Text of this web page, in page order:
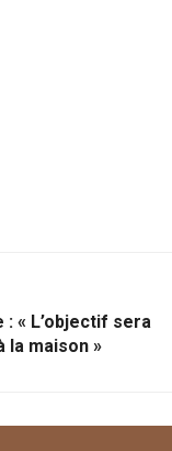
« L’objectif sera
la maison »